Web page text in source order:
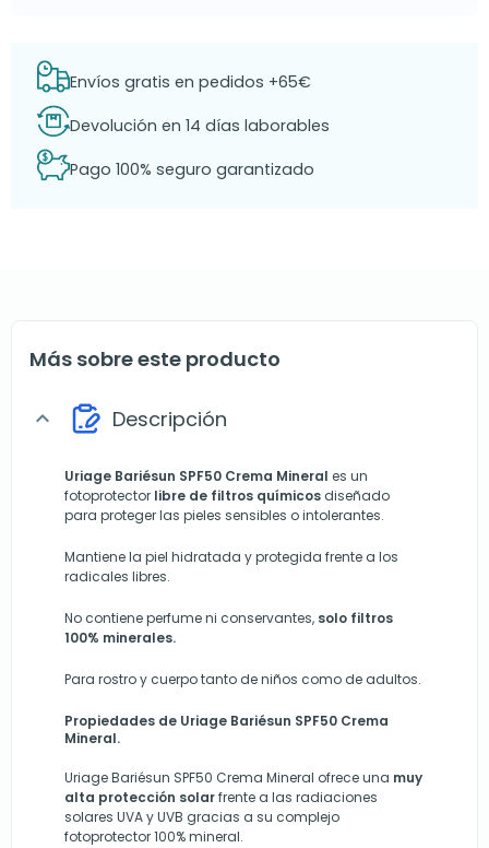
Envíos gratis en pedidos +65€
Devolución en 14 días laborables
Pago 100% seguro garantizado
Más sobre este producto
expand_more Descripción
Uriage Bariésun SPF50 Crema Mineral es un
fotoprotector libre de filtros químicos diseñado
para proteger las pieles sensibles o intolerantes.
Mantiene la piel hidratada y protegida frente a los
radicales libres.
No contiene perfume ni conservantes, solo filtros
100% minerales.
Para rostro y cuerpo tanto de niños como de adultos.
Propiedades de Uriage Bariésun SPF50 Crema
Mineral.
Uriage Bariésun SPF50 Crema Mineral ofrece una muy
alta protección solarfrente a las radiaciones
solares UVA y UVB gracias a su complejo
fotoprotector 100% mineral.